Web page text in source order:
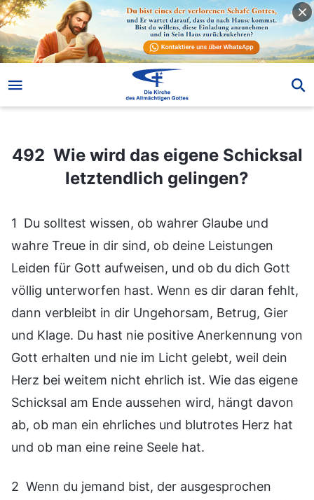
492 Wie wird das eigene Schicksal
letztendlich gelingen?
1 Du solltest wissen, ob wahrer Glaube und
wahre Treue in dir sind, ob deine Leistungen
Leiden für Gott aufweisen, und ob du dich Gott
völlig unterworfen hast. Wenn es dir daran fehlt,
dann verbleibt in dir Ungehorsam, Betrug, Gier
und Klage. Du hast nie positive Anerkennung von
Gott erhalten und nie im Licht gelebt, weil dein
Herz bei weitem nicht ehrlich ist. Wie das eigene
Schicksal am Ende aussehen wird, hängt davon
ab, ob man ein ehrliches und blutrotes Herz hat
und ob man eine reine Seele hat.
2 Wenn du jemand bist, der ausgesprochen